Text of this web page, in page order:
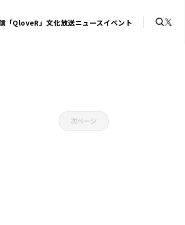
「QloveR」文化放送ニュースイベント
次ページ